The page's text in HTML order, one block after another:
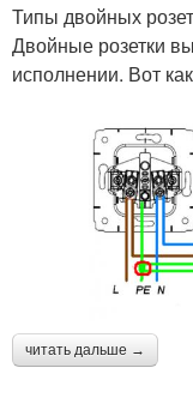
Типы двойных
Двойные розетки
исполнении. Вот
читать дальше →